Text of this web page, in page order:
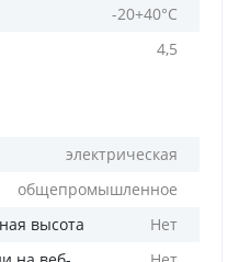
-20+40°С
4,5
электрическая
общепромышленное
высота
Нет